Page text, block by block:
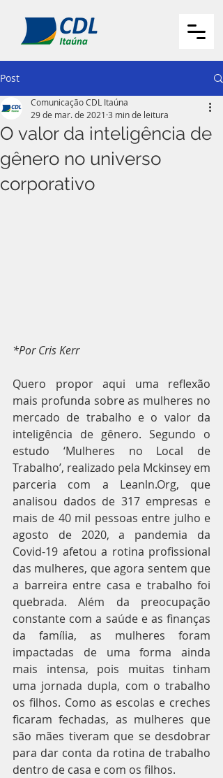
Post
O valor da inteligência de
gênero no universo
corporativo
Comunicação CDL Itaúna
29 de mar. de 2021 3 min de leitura
*Por Cris Kerr
Quero propor aqui uma reflexão
mais profunda sobre as mulheres no
mercado de trabalho e o valor da
inteligência de gênero. Segundo o
estudo ‘Mulheres no Local de
Trabalho’, realizado pela Mckinsey em
parceria com a Leanln.Org, que
analisou dados de 317 empresas e
mais de 40 mil pessoas entre julho e
agosto de 2020, a pandemia da
Covid-19 afetou a rotina profissional
das mulheres, que agora sentem que
a barreira entre casa e trabalho foi
quebrada. Além da preocupação
constante com a saúde e as finanças
da família, as mulheres foram
impactadas de uma forma ainda
mais intensa, pois muitas tinham
uma jornada dupla, com o trabalho
os filhos. Como as escolas e creches
ficaram fechadas, as mulheres que
são mães tiveram que se desdobrar
para dar conta da rotina de trabalho
dentro de casa e com os filhos.